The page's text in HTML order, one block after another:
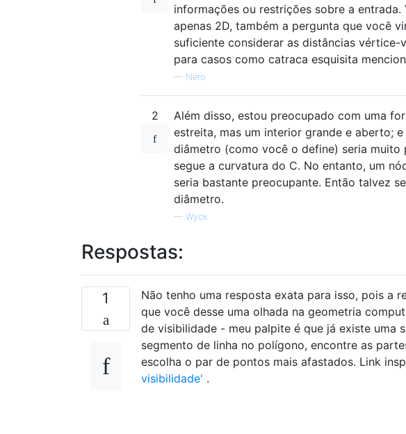
informações ou restrições sobre a
apenas 2D, também a pergunta que você
suficiente considerar as distâncias
para casos como catraca esquisita
— Nero
2
Além disso, estou preocupado com uma
estreita, mas um interior grande e aberto;
diâmetro (como você o define) seria muito
segue a curvatura do C. No entanto, um
seria bastante preocupante. Então talvez
diâmetro.
— Wyck
Respostas:
1
Não tenho uma resposta exata para isso, pois a
que você desse uma olhada na geometria
de visibilidade - meu palpite é que já existe uma
segmento de linha no polígono, encontre as
escolha o par de pontos mais afastados. Link
visibilidade' .